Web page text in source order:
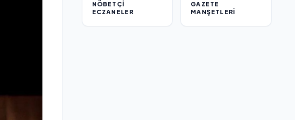
NÖBETÇI
ECZANELER
GAZETE
MANŞETLERI